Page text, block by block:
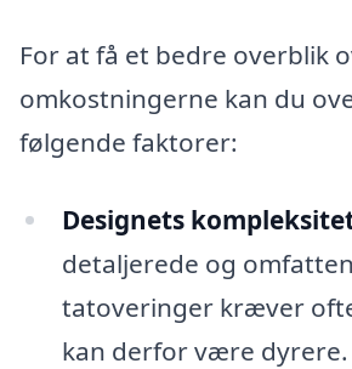
For at få et bedre overblik
omkostningerne kan du
følgende faktorer:
Designets
detaljerede og
tatoveringer kræver
kan derfor være dyrere.